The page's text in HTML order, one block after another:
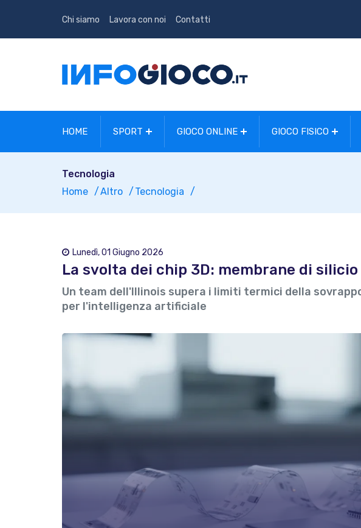
Chi siamo Lavora con noi Contatti
HOME SPORT GIOCO ONLINE GIOCO FISICO
Tecnologia
Home
Altro Tecnologia
Lunedì, 01 Giugno 2026
La svolta dei chip 3D: membrane di
Un team dell'Illinois supera i limiti termici della
per l'intelligenza artificiale